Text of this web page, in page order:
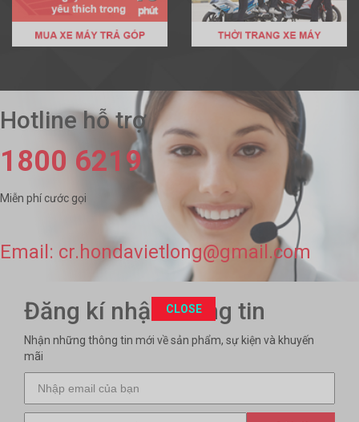
Hotline hỗ trợ
1800 6219
Miễn phí cước gọi
Email: cr.hondavietlong@gmail.com
Đăng kí nhận thông tin
Nhận những thông tin mới về sản phẩm, sự kiện và khuyến
mãi
This popup will close in:1993
CLOSE